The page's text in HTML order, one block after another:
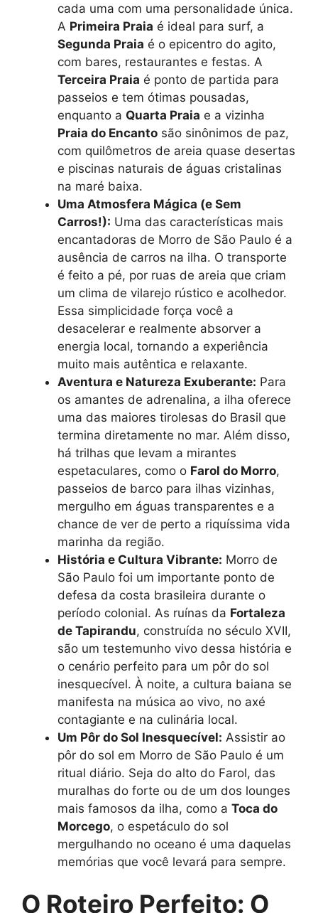
cada uma com uma personalidade única.
A Primeira Praia é ideal para surf, a
Segunda Praia é o epicentro do agito,
com bares, restaurantes e festas. A
Terceira Praia é ponto de partida para
passeios e tem ótimas pousadas,
enquanto a Quarta Praia e a vizinha
Praia do Encanto são sinônimos de paz,
com quilômetros de areia quase desertas
e piscinas naturais de águas cristalinas
na maré baixa.
Uma Atmosfera Mágica (e Sem
Carros!): Uma das características mais
encantadoras de Morro de São Paulo é a
ausência de carros na ilha. O transporte
é feito a pé, por ruas de areia que criam
um clima de vilarejo rústico e acolhedor.
Essa simplicidade força você a
desacelerar e realmente absorver a
energia local, tornando a experiência
muito mais autêntica e relaxante.
Aventura e Natureza Exuberante: Para
os amantes de adrenalina, a ilha oferece
uma das maiores tirolesas do Brasil que
termina diretamente no mar. Além disso,
há trilhas que levam a mirantes
espetaculares, como o Farol do Morro,
passeios de barco para ilhas vizinhas,
mergulho em águas transparentes e a
chance de ver de perto a riquíssima vida
marinha da região.
História e Cultura Vibrante: Morro de
São Paulo foi um importante ponto de
defesa da costa brasileira durante o
período colonial. As ruínas da Fortaleza
de Tapirandu, construída no século XVII,
são um testemunho vivo dessa história e
o cenário perfeito para um pôr do sol
inesquecível. À noite, a cultura baiana se
manifesta na música ao vivo, no axé
contagiante e na culinária local.
Um Pôr do Sol Inesquecível: Assistir ao
pôr do sol em Morro de São Paulo é um
ritual diário. Seja do alto do Farol, das
muralhas do forte ou de um dos lounges
mais famosos da ilha, como a Toca do
Morcego, o espetáculo do sol
mergulhando no oceano é uma daquelas
memórias que você levará para sempre.
O Roteiro Perfeito: O